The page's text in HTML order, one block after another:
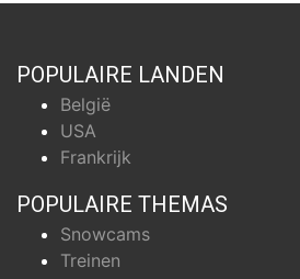
POPULAIRE LANDEN
België
USA
Frankrijk
POPULAIRE THEMAS
Snowcams
Treinen